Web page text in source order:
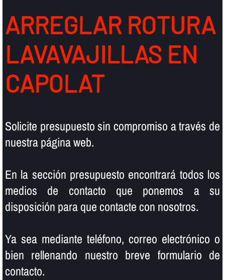
ARREGLAR ROTURA
LAVAVAJILLAS EN
CAPOLAT
Solicite presupuesto sin compromiso a través de
nuestra página web.
En la sección presupuesto encontrará todos los
medios de contacto que ponemos a su
disposición para que contacte con nosotros.
Ya sea mediante teléfono, correo electrónico o
bien rellenando nuestro breve formulario de
contacto.